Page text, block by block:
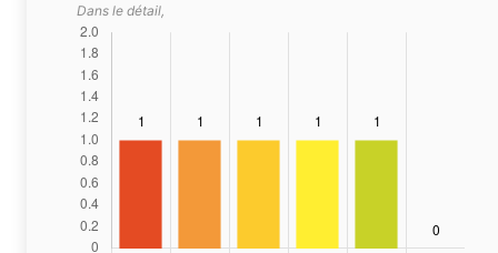
Dans le détail,